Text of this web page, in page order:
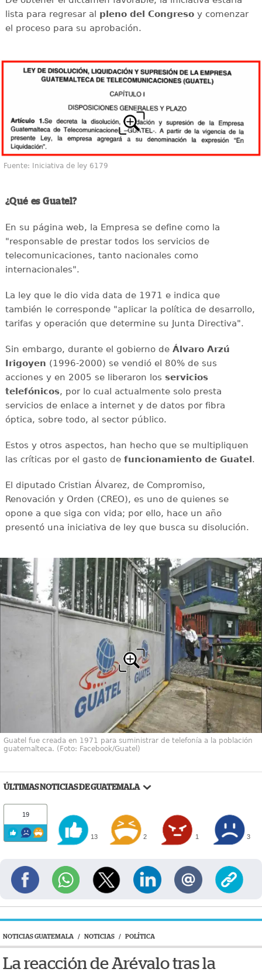
lista para regresar al pleno del Congresoy comenzar
el proceso para su aprobación.
Fuente: Iniciativa de ley 6179
¿Qué es Guatel?
En su página web, la Empresa se define como la
"responsable de prestar todos los servicios de
telecomunicaciones, tanto nacionales como
internacionales".
La ley que le dio vida data de 1971 e indica que
también le corresponde "aplicar la política de desarrollo,
tarifas y operación que determine su Junta Directiva".
Sin embargo, durante el gobierno de Álvaro Arzú
Irigoyen (1996-2000) se vendió el 80% de sus
acciones y en 2005 se liberaron los servicios
telefónicos, por lo cual actualmente solo presta
servicios de enlace a internet y de datos por fibra
óptica, sobre todo, al sector público.
Estos y otros aspectos, han hecho que se multipliquen
las críticas por el gasto de funcionamiento de Guatel.
El diputado Cristian Álvarez, de Compromiso,
Renovación y Orden (CREO), es uno de quienes se
opone a que siga con vida; por ello, hace un año
presentó una iniciativa de ley que busca su disolución.
Guatel fue creada en 1971 para suministrar de telefonía a la población
guatemalteca. (Foto: Facebook/Guatel)
ÚLTIMAS NOTICIAS DE GUATEMALA
19
13 2 1 3
NOTICIAS GUATEMALA / NOTICIAS / POLÍTICA
La reacción de Arévalo tras la